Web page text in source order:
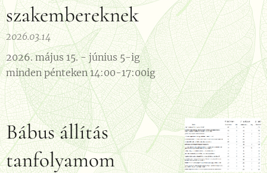
szakembereknek
2026.03.14
2026. május 15. - június 5-ig
minden pénteken 14:00-17:00ig
Bábus állítás
tanfolyamom